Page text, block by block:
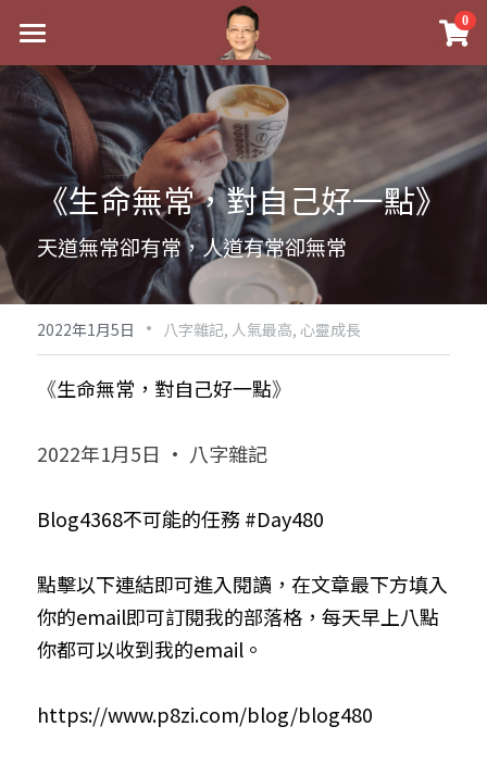
0
最新消息
關於我
實體經營
祖傳命理
手工印鑑
課程介紹
五行八字學
後天派陽宅
黃金會員專區
八字雜記
站長精選
臉書生活
好書推廌
試閱專區
Podcast聽書
陽宅視頻
線上直播
自我挑戰
線上學苑
八字進階班
八字中階班
八字高階班
五行計算初階班
《十神高階實戰錄》完整典藏版
科學八字推理PDF
八字批命
科學八字推理1
科學八字推理2
科學八字推理3
輕鬆學會科學八字推理
與我預約
批命預約
上課預約
FB粉絲頁
登錄/註冊
搜索
《生命無常，對自己好一點》
天道無常卻有常，人道有常卻無常
2022年1月5日 · 八字雜記, 人氣最高, 心靈成長
《生命無常，對自己好一點》
2022年1月5日 · 八字雜記
Blog4368不可能的任務 #Day480
點擊以下連結即可進入閱讀，在文章最下方填入
你的email即可訂閱我的部落格，每天早上八點
你都可以收到我的email。
https://www.p8zi.com/blog/blog480
×
商品分類
八字線上完整班
科學八字推理PDF
《十神高階實戰錄》完整典藏版
1美元超值PDF
八字線上批命
小兒命名